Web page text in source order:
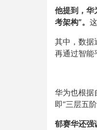
他提到，华
考架构”。
其中，数据
再通过智能
华为也根据
即“三层五
郁赛华还强